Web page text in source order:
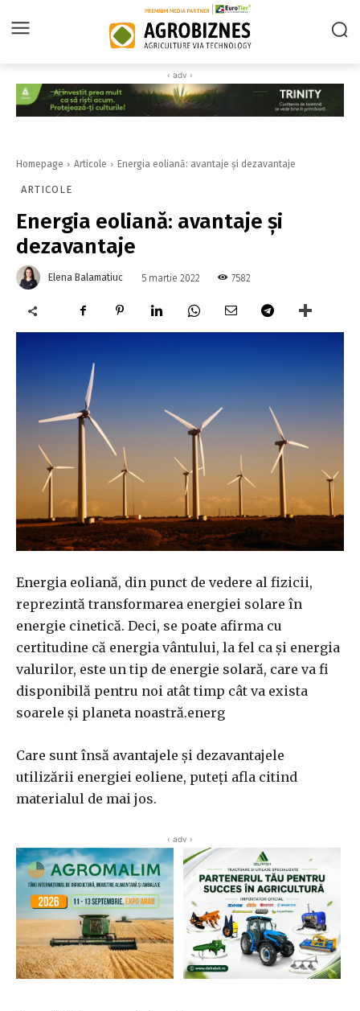
‹ adv ›
Homepage Articole Energia eoliană: avantaje și dezavantaje
ARTICOLE
Energia eoliană: avantaje și
dezavantaje
Elena Balamatiuc 5 martie 2022 7582
Energia eoliană, din punct de vedere al fizicii,
reprezintă transformarea energiei solare în
energie cinetică. Deci, se poate afirma cu
certitudine că energia vântului, la fel ca și energia
valurilor, este un tip de energie solară, care va fi
disponibilă pentru noi atât timp cât va exista
soarele și planeta noastră.energ
Care sunt însă avantajele și dezavantajele
utilizării energiei eoliene, puteți afla citind
materialul de mai jos.
‹ adv ›